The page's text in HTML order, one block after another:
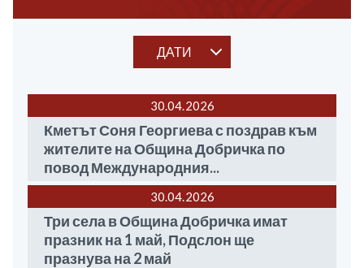
ДАТИ
30.04 2026
Кметът Соня Георгиева с поздрав към
жителите на Община Добричка по
повод Международния...
30.04 2026
Три села в Община Добричка имат
празник на 1 май, Подслон ще
празнува на 2 май